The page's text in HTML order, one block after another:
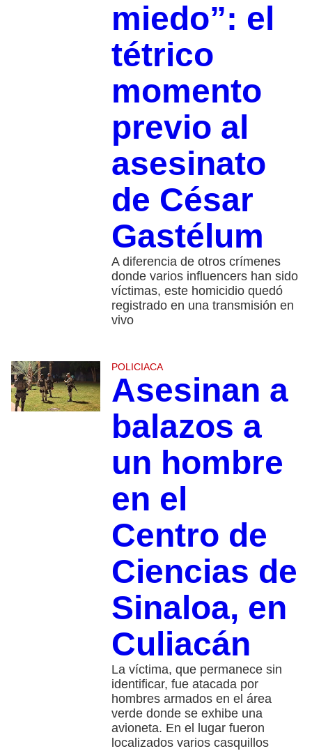
miedo”: el
tétrico
momento
previo al
asesinato
de César
Gastélum
A diferencia de otros crímenes
donde varios influencers han sido
víctimas, este homicidio quedó
registrado en una transmisión en
vivo
POLICIACA
Asesinan a
balazos a
un hombre
en el
Centro de
Ciencias de
Sinaloa, en
Culiacán
La víctima, que permanece sin
identificar, fue atacada por
hombres armados en el área
verde donde se exhibe una
avioneta. En el lugar fueron
localizados varios casquillos